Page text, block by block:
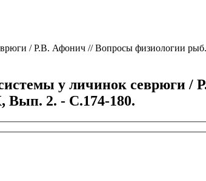
/ Р.В. Афонич // Вопросы физиологии
у личинок севрюги /
2. - С.174-180.